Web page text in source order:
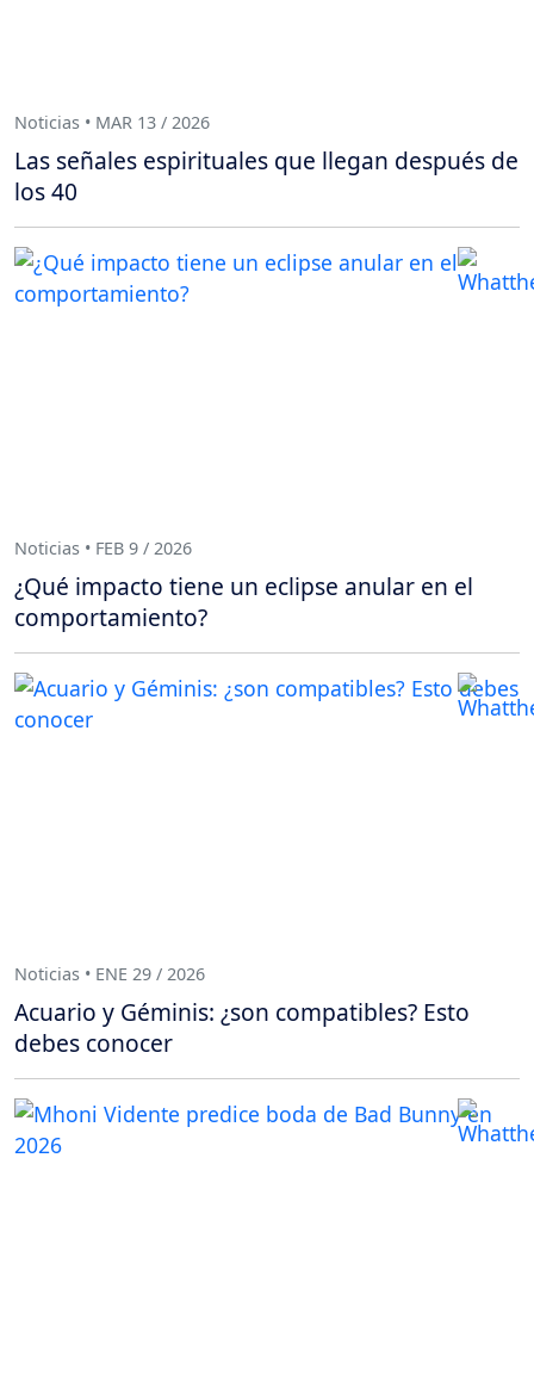
Noticias • MAR 13 / 2026
Las señales espirituales que llegan después de
los 40
Noticias • FEB 9 / 2026
¿Qué impacto tiene un eclipse anular en el
comportamiento?
Noticias • ENE 29 / 2026
Acuario y Géminis: ¿son compatibles? Esto
debes conocer